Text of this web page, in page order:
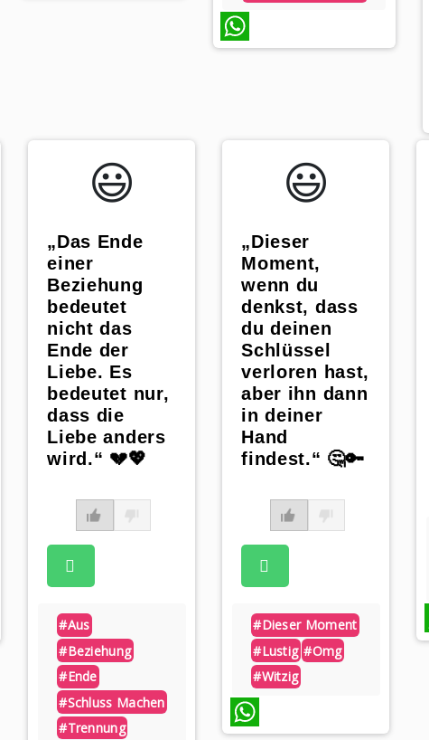
😃️
„Das Ende
einer
Beziehung
bedeutet
nicht das
Ende der
Liebe. Es
bedeutet nur,
dass die
Liebe anders
wird.“ 💔💖
#aus
#beziehung
#ende
#schluss Machen
#trennung
😃️
„Dieser
Moment,
wenn du
denkst, dass
du deinen
Schlüssel
verloren hast,
aber ihn dann
in deiner
Hand
findest.“ 🤔🔑
#dieser Moment
#lustig #omg
#witzig